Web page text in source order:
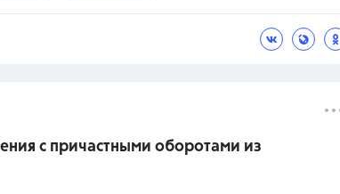
с причастными оборотами из